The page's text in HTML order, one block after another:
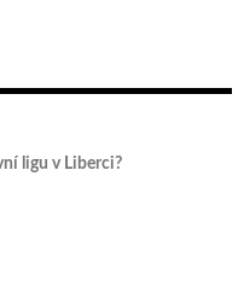
ligu v Liberci?